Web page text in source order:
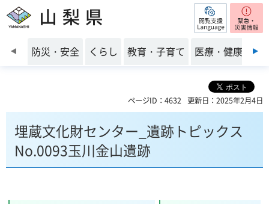
山梨県 閲覧支援
前のスライドを表示
防災・安全 くらし 教育・子育て 医療・健康・福
ページID：4632 更新日：2025年2月4日
埋蔵文化財センター_遺跡トピックス
No.0093玉川金山遺跡